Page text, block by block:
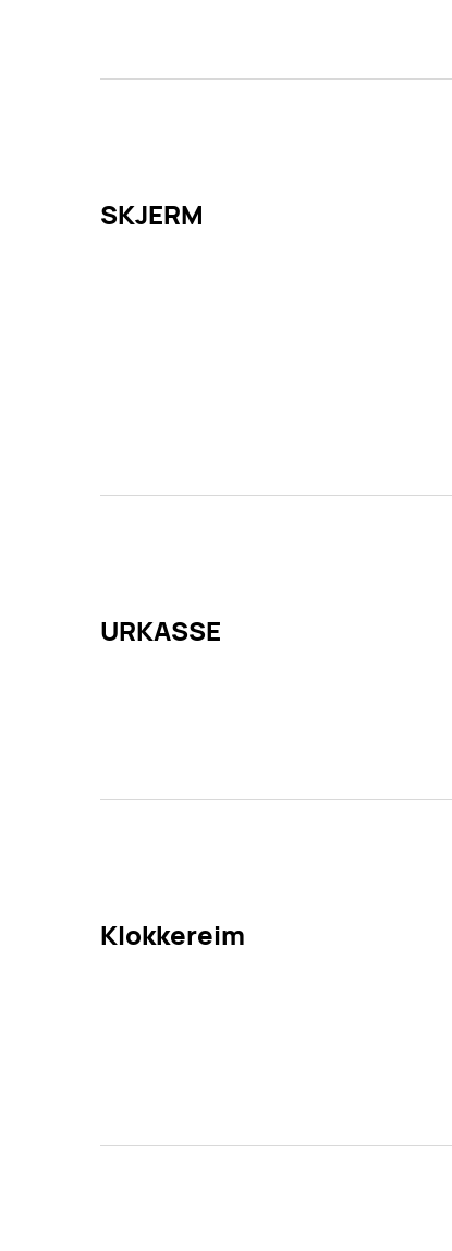
SKJERM
URKASSE
Klokkereim